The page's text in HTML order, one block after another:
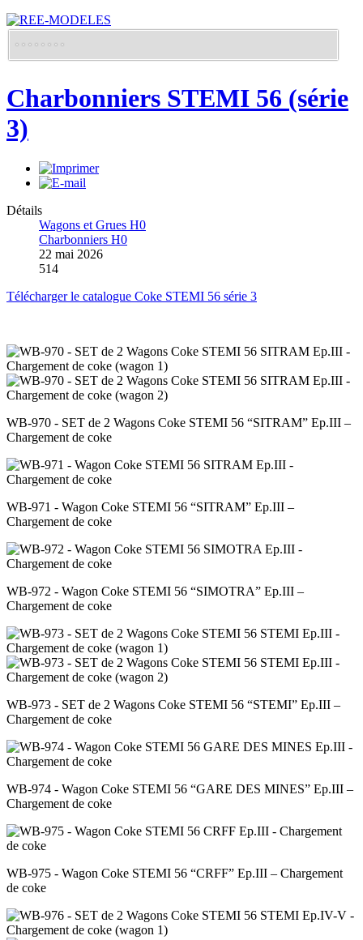
Charbonniers STEMI 56 (série
3)
Détails
Wagons et Grues H0
Charbonniers H0
22 mai 2026
514
Télécharger le catalogue Coke STEMI 56 série 3
WB-970 - SET de 2 Wagons Coke STEMI 56 “SITRAM” Ep.III –
Chargement de coke
WB-971 - Wagon Coke STEMI 56 “SITRAM” Ep.III –
Chargement de coke
WB-972 - Wagon Coke STEMI 56 “SIMOTRA” Ep.III –
Chargement de coke
WB-973 - SET de 2 Wagons Coke STEMI 56 “STEMI” Ep.III –
Chargement de coke
WB-974 - Wagon Coke STEMI 56 “GARE DES MINES” Ep.III –
Chargement de coke
WB-975 - Wagon Coke STEMI 56 “CRFF” Ep.III – Chargement
de coke